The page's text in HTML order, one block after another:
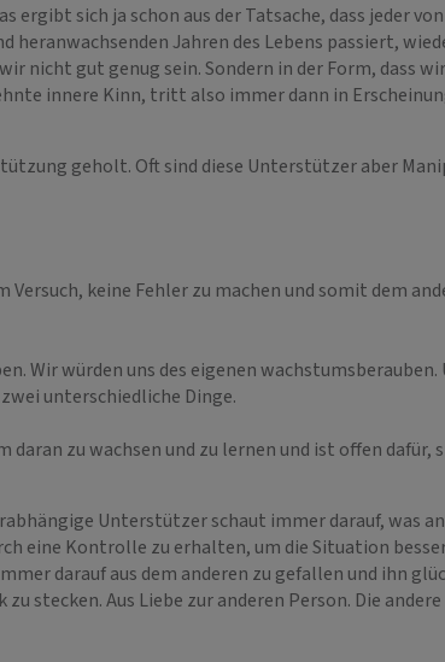
sich ja schon aus der Tatsache, dass jeder
heranwachsenden Jahren des Lebens passiert,
nicht gut genug sein. Sondern in der Form, dass
innere Kinn, tritt also immer dann in
geholt. Oft sind diese Unterstützer aber
keine Fehler zu machen und somit dem
Wir würden uns des eigenen wachstumsberauben.
unterschiedliche Dinge.
zu wachsen und zu lernen und ist offen dafür,
Unterstützer schaut immer darauf, was
eine Kontrolle zu erhalten, um die Situation
darauf aus dem anderen zu gefallen und ihn
stecken. Aus Liebe zur anderen Person. Die